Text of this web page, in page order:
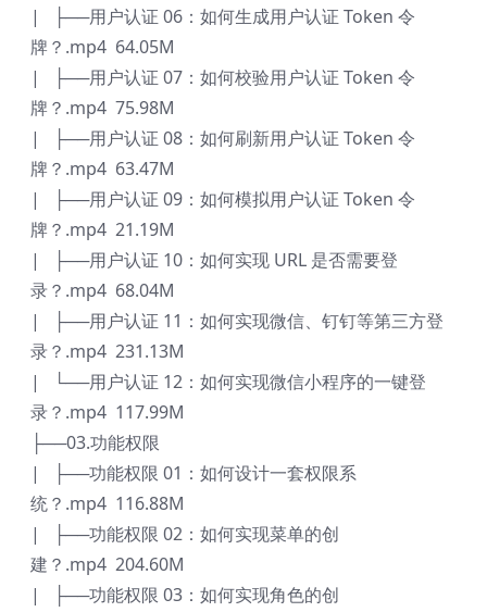
| ├──用户认证 06：如何生成用户认证 Token 令
牌？.mp4 64.05M
| ├──用户认证 07：如何校验用户认证 Token 令
牌？.mp4 75.98M
| ├──用户认证 08：如何刷新用户认证 Token 令
牌？.mp4 63.47M
| ├──用户认证 09：如何模拟用户认证 Token 令
牌？.mp4 21.19M
| ├──用户认证 10：如何实现 URL 是否需要登
录？.mp4 68.04M
| ├──用户认证 11：如何实现微信、钉钉等第三方登
录？.mp4 231.13M
| └──用户认证 12：如何实现微信小程序的一键登
录？.mp4 117.99M
├──03.功能权限
| ├──功能权限 01：如何设计一套权限系
统？.mp4 116.88M
| ├──功能权限 02：如何实现菜单的创
建？.mp4 204.60M
| ├──功能权限 03：如何实现角色的创